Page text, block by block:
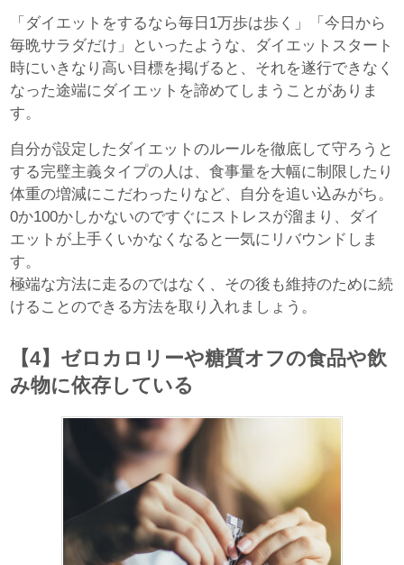
「ダイエットをするなら毎日1万歩は歩く」「今日から
毎晩サラダだけ」といったような、ダイエットスタート
時にいきなり高い目標を掲げると、それを遂行できなく
なった途端にダイエットを諦めてしまうことがありま
す。
自分が設定したダイエットのルールを徹底して守ろうと
する完璧主義タイプの人は、食事量を大幅に制限したり
体重の増減にこだわったりなど、自分を追い込みがち。
0か100かしかないのですぐにストレスが溜まり、ダイ
エットが上手くいかなくなると一気にリバウンドしま
す。
極端な方法に走るのではなく、その後も維持のために続
けることのできる方法を取り入れましょう。
【4】ゼロカロリーや糖質オフの食品や飲
み物に依存している